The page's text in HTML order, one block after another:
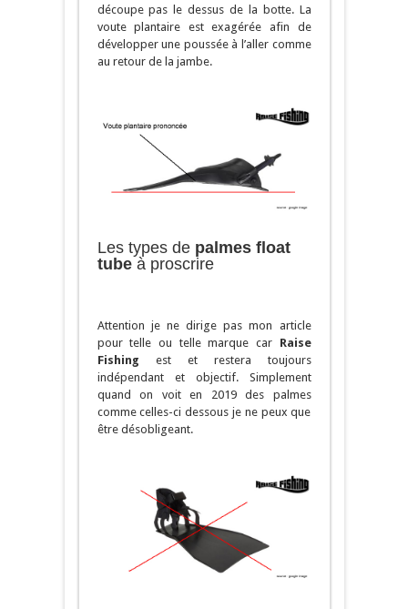
découpe pas le dessus de la botte. La
voute plantaire est exagérée afin de
développer une poussée à l’aller comme
au retour de la jambe.
Les types de palmes float
tubeà proscrire
Attention je ne dirige pas mon article
pour telle ou telle marque car Raise
Fishing est et restera toujours
indépendant et objectif. Simplement
quand on voit en 2019 des palmes
comme celles-ci dessous je ne peux que
être désobligeant.